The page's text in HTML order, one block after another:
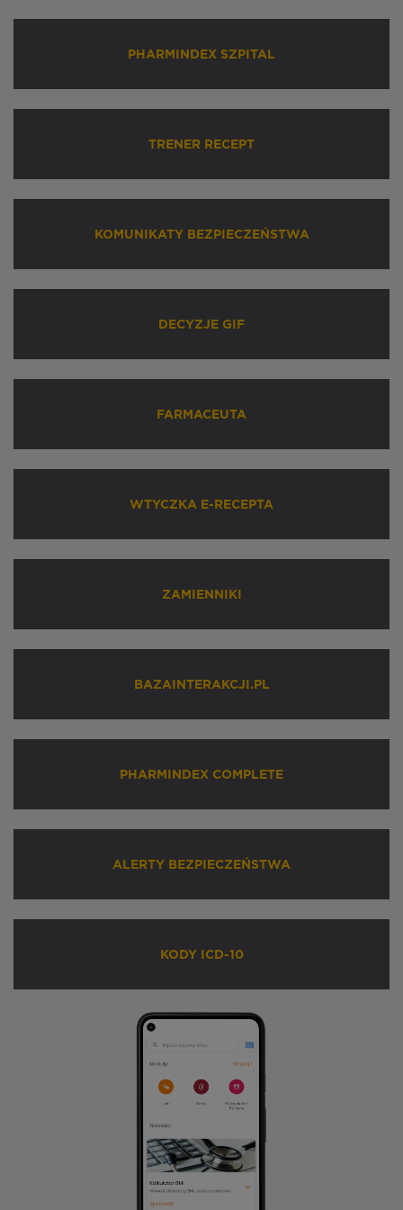
PHARMINDEX SZPITAL
TRENER RECEPT
KOMUNIKATY BEZPIECZEŃSTWA
DECYZJE GIF
FARMACEUTA
WTYCZKA E-RECEPTA
ZAMIENNIKI
BAZAINTERAKCJI.PL
PHARMINDEX COMPLETE
ALERTY BEZPIECZEŃSTWA
KODY ICD-10